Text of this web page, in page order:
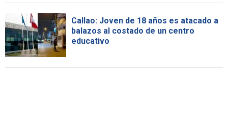
Callao: Joven de 18 años es atacado a
balazos al costado de un centro
educativo